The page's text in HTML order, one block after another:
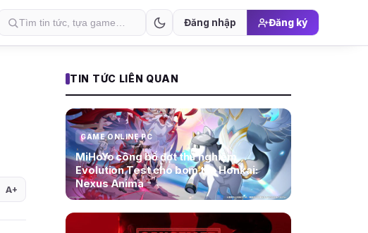
Đăng nhập Đăng ký
A+
TIN TỨC LIÊN QUAN
GAME ONLINE PC
MiHoYo công bố đợt thử nghiệm
Evolution Test cho bom tấn Honkai:
Nexus Anima